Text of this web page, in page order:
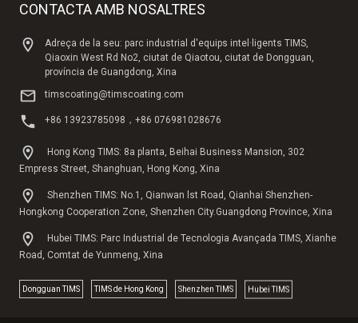
CONTACTA AMB NOSALTRES
Adreça de la seu: parc industrial d'equips intel·ligents TIMS,
Qiaoxin West Rd No2, ciutat de Qiaotou, ciutat de Dongguan,
província de Guangdong, Xina
timscoating@timscoating.com
+86 13923785098，+86 076981028676
Hong Kong TIMS: 8a planta, Beihai Business Mansion, 302
Empress Street, Shanghuan, Hong Kong, Xina
Shenzhen TIMS: No.1, Qianwan lst Road, Qianhai Shenzhen-
Hongkong Cooperation Zone, Shenzhen City.Guangdong Province, Xina
Hubei TIMS: Parc Industrial de Tecnologia Avançada TIMS, Xianhe
Road, Comtat de Yunmeng, Xina
Dongguan TlMS TIMS de Hong Kong Shenzhen TIMS Hubei TIMS